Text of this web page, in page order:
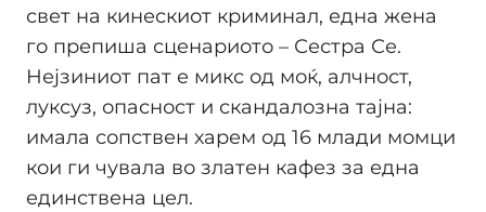
свет на кинескиот криминал, една жена
го препиша сценариото – Сестра Се.
Нејзиниот пат е микс од моќ, алчност,
луксуз, опасност и скандалозна тајна:
имала сопствен харем од 16 млади момци
кои ги чувала во златен кафез за една
единствена цел.